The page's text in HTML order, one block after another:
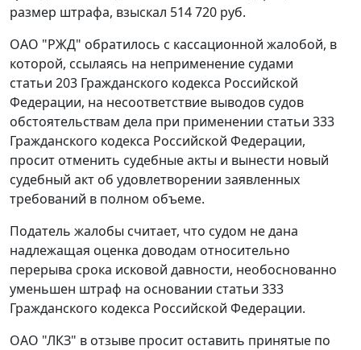
размер штрафа, взыскал 514 720 руб.
ОАО "РЖД" обратилось с кассационной жалобой, в
которой, ссылаясь на неприменение судами
статьи 203 Гражданского кодекса Российской
Федерации, на несоответствие выводов судов
обстоятельствам дела при применении статьи 333
Гражданского кодекса Российской Федерации,
просит отменить судебные акты и вынести новый
судебный акт об удовлетворении заявленных
требований в полном объеме.
Податель жалобы считает, что судом не дана
надлежащая оценка доводам относительно
перерыва срока исковой давности, необоснованно
уменьшен штраф на основании статьи 333
Гражданского кодекса Российской Федерации.
ОАО "ЛКЗ" в отзыве просит оставить принятые по